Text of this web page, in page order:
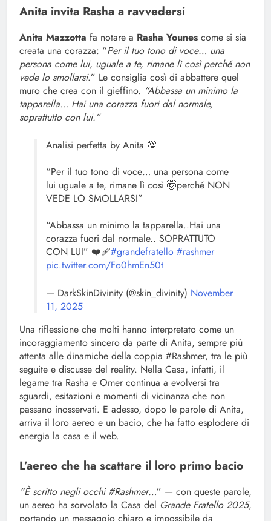
Anita invita Rasha a ravvedersi
Anita Mazzotta fa notare a Rasha Younes come si sia
creata una corazza: “Per il tuo tono di voce… una
persona come lui, uguale a te, rimane lì così perché non
vede lo smollarsi.” Le consiglia così di abbattere quel
muro che crea con il gieffino. “Abbassa un minimo la
tapparella… Hai una corazza fuori dal normale,
soprattutto con lui.”
Analisi perfetta by Anita 💯
“Per il tuo tono di voce… una persona come
lui uguale a te, rimane lì così 🤯perché NON
VEDE LO SMOLLARSI”
“Abbassa un minimo la tapparella..Hai una
corazza fuori dal normale.. SOPRATTUTO
CON LUI” ❤️‍🩹#grandefratello #rashmer
pic.twitter.com/Fo0hmEn50t
— DarkSkinDivinity (@skin_divinity) November
11, 2025
Una riflessione che molti hanno interpretato come un
incoraggiamento sincero da parte di Anita, sempre più
attenta alle dinamiche della coppia #Rashmer, tra le più
seguite e discusse del reality. Nella Casa, infatti, il
legame tra Rasha e Omer continua a evolversi tra
sguardi, esitazioni e momenti di vicinanza che non
passano inosservati. E adesso, dopo le parole di Anita,
arriva il loro aereo e un bacio, che ha fatto esplodere di
energia la casa e il web.
L’aereo che ha scattare il loro primo bacio
“È scritto negli occhi #Rashmer…” — con queste parole,
un aereo ha sorvolato la Casa del Grande Fratello 2025,